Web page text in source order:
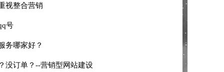
视整合营销
号
务哪家好？
没订单？--营销型网站建设